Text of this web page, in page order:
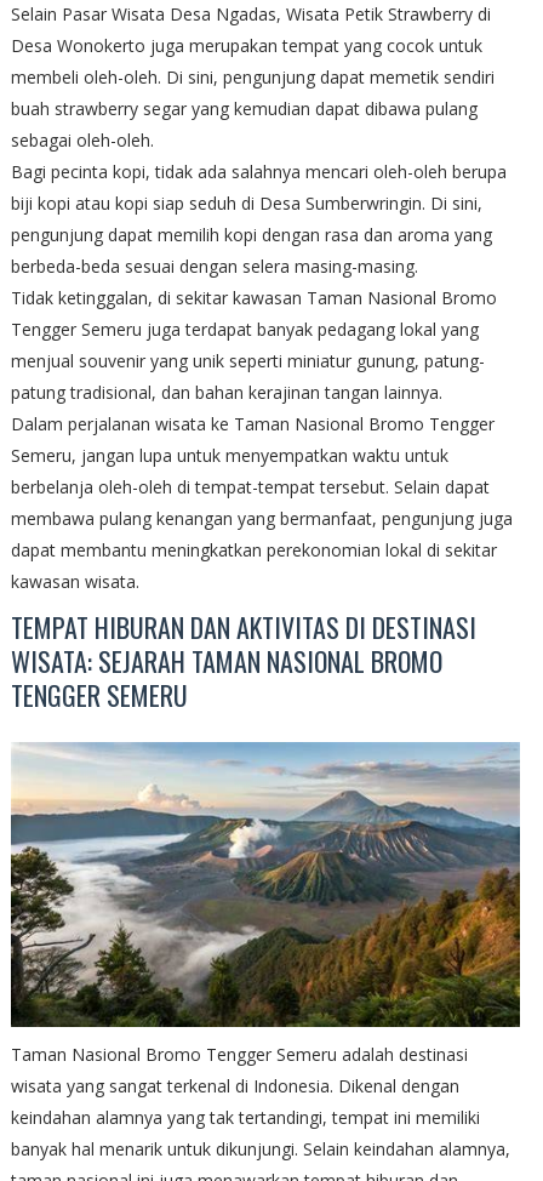
Selain Pasar Wisata Desa Ngadas, Wisata Petik Strawberry di
Desa Wonokerto juga merupakan tempat yang cocok untuk
membeli oleh-oleh. Di sini, pengunjung dapat memetik sendiri
buah strawberry segar yang kemudian dapat dibawa pulang
sebagai oleh-oleh.
Bagi pecinta kopi, tidak ada salahnya mencari oleh-oleh berupa
biji kopi atau kopi siap seduh di Desa Sumberwringin. Di sini,
pengunjung dapat memilih kopi dengan rasa dan aroma yang
berbeda-beda sesuai dengan selera masing-masing.
Tidak ketinggalan, di sekitar kawasan Taman Nasional Bromo
Tengger Semeru juga terdapat banyak pedagang lokal yang
menjual souvenir yang unik seperti miniatur gunung, patung-
patung tradisional, dan bahan kerajinan tangan lainnya.
Dalam perjalanan wisata ke Taman Nasional Bromo Tengger
Semeru, jangan lupa untuk menyempatkan waktu untuk
berbelanja oleh-oleh di tempat-tempat tersebut. Selain dapat
membawa pulang kenangan yang bermanfaat, pengunjung juga
dapat membantu meningkatkan perekonomian lokal di sekitar
kawasan wisata.
TEMPAT HIBURAN DAN AKTIVITAS DI DESTINASI
WISATA: SEJARAH TAMAN NASIONAL BROMO
TENGGER SEMERU
Taman Nasional Bromo Tengger Semeru adalah destinasi
wisata yang sangat terkenal di Indonesia. Dikenal dengan
keindahan alamnya yang tak tertandingi, tempat ini memiliki
banyak hal menarik untuk dikunjungi. Selain keindahan alamnya,